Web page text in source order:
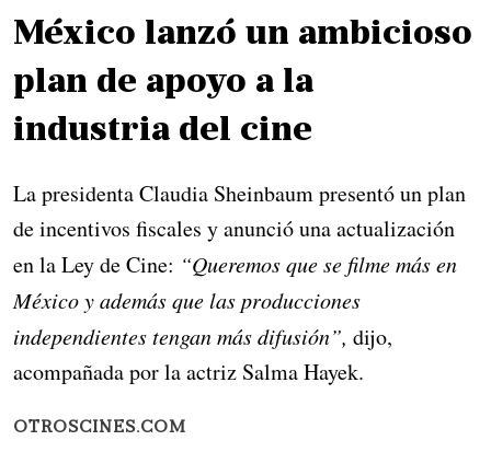
México lanzó un ambicioso
plan de apoyo a la
industria del cine
La presidenta Claudia Sheinbaum presentó un plan
de incentivos fiscales y anunció una actualización
en la Ley de Cine: “Queremos que se filme más en
México y además que las producciones
independientes tengan más difusión”, dijo,
acompañada por la actriz Salma Hayek.
OTROSCINES.COM